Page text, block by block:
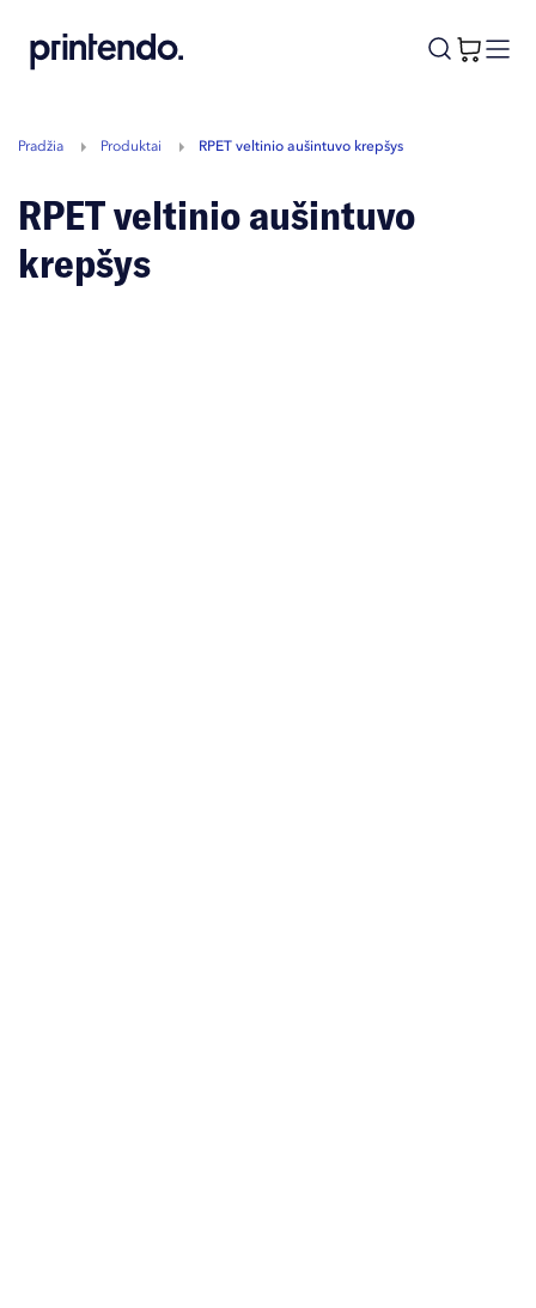
A
Pradžia Produktai rPET veltinio aušintuvo krepšys
rPET veltinio aušintuvo
krepšys